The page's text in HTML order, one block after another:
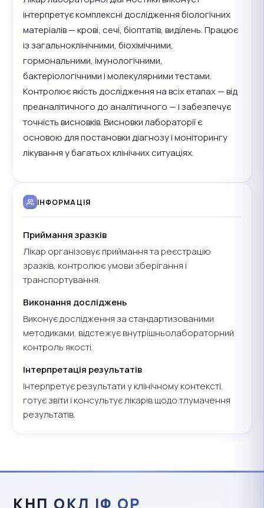
інтерпретує комплексні дослідження біологічних
матеріалів — крові, сечі, біоптатів, виділень. Працює
із загальноклінічними, біохімічними,
гормональними, імунологічними,
бактеріологічними і молекулярними тестами.
Контролює якість дослідження на всіх етапах — від
преаналітичного до аналітичного — і забезпечує
точність висновків. Висновки лабораторії є
основою для постановки діагнозу і моніторингу
лікування у багатьох клінічних ситуаціях.
ІНФОРМАЦІЯ
Приймання зразків
Лікар організовує приймання та реєстрацію
зразків, контролює умови зберігання і
транспортування.
Виконання досліджень
Виконує дослідження за стандартизованими
методиками, відстежує внутрішньолабораторний
контроль якості.
Інтерпретація результатів
Інтерпретує результати у клінічному контексті,
готує звіти і консультує лікарів щодо тлумачення
результатів.
КНП ОКЛ ІФ ОР